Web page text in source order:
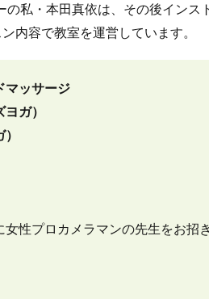
の私・本田真依は、その後インス
内容で教室を運営しています。
マッサージ
ガ）
女性プロカメラマンの先生をお招